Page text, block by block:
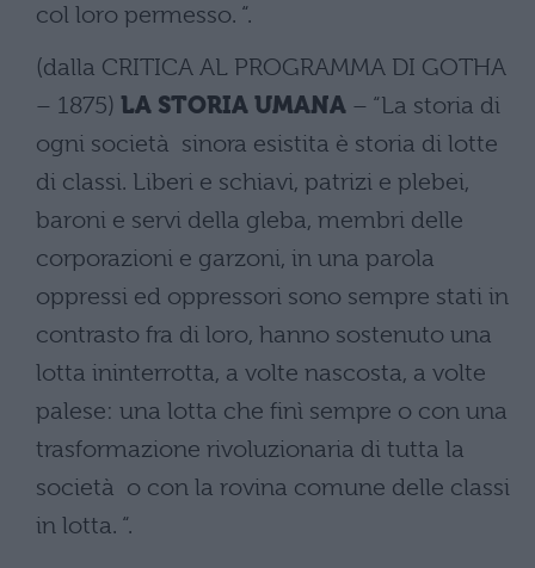
col loro permesso. “.
(dalla CRITICA AL PROGRAMMA DI GOTHA
– 1875) LA STORIA UMANA – “La storia di
ogni società sinora esistita è storia di lotte
di classi. Liberi e schiavi, patrizi e plebei,
baroni e servi della gleba, membri delle
corporazioni e garzoni, in una parola
oppressi ed oppressori sono sempre stati in
contrasto fra di loro, hanno sostenuto una
lotta ininterrotta, a volte nascosta, a volte
palese: una lotta che finì sempre o con una
trasformazione rivoluzionaria di tutta la
società o con la rovina comune delle classi
in lotta. “.